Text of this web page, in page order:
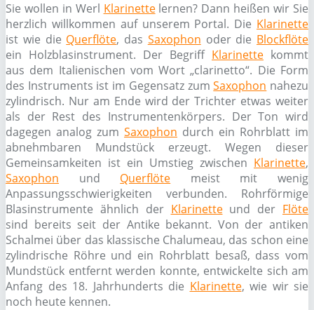
Sie wollen in Werl Klarinettelernen? Dann heißen wir Sie
herzlich willkommen auf unserem Portal. Die Klarinette
ist wie die Querflöte, das Saxophon oder die Blockflöte
ein Holzblasinstrument. Der Begriff Klarinette kommt
aus dem Italienischen vom Wort „clarinetto“. Die Form
des Instruments ist im Gegensatz zumSaxophon nahezu
zylindrisch. Nur am Ende wird der Trichter etwas weiter
als der Rest des Instrumentenkörpers. Der Ton wird
dagegen analog zum Saxophon durch ein Rohrblatt im
abnehmbaren Mundstück erzeugt. Wegen dieser
Gemeinsamkeiten ist ein Umstieg zwischen Klarinette,
Saxophon und Querflöte meist mit wenig
Anpassungsschwierigkeiten verbunden. Rohrförmige
Blasinstrumente ähnlich der Klarinetteund der Flöte
sind bereits seit der Antike bekannt. Von der antiken
Schalmei über das klassische Chalumeau, das schon eine
zylindrische Röhre und ein Rohrblatt besaß, dass vom
Mundstück entfernt werden konnte, entwickelte sich am
Anfang des 18. Jahrhunderts die Klarinette, wie wir sie
noch heute kennen.